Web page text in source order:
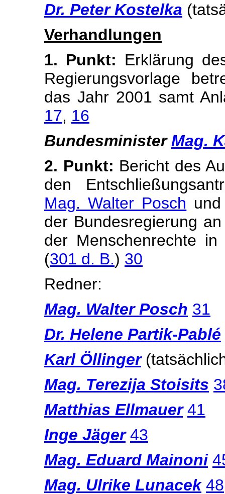
Dr. Peter Kostelka
Verhandlungen
1. Punkt: Erklärung
Regierungsvorlage
das Jahr 2001 samt
17, 16
BundesministerMag.
2. Punkt: Bericht des
den
Mag. Walter Posch
der Bundesregierung
der Menschenrechte in
(301 d. B.) 30
Redner:
Mag. Walter Posch 31
Dr. Helene Partik-Pablé
Karl Öllinger
Mag. Terezija Stoisits
Matthias Ellmauer 41
Inge Jäger 43
Mag. Eduard Mainoni
Mag. Ulrike Lunacek 48